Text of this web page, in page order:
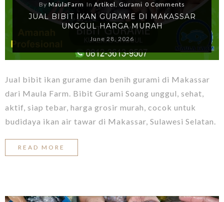
By MaulaFarm In Artikel, Gurami 0 Comments
JUAL BIBIT IKAN GURAME DI MAKASSAR
UNGGUL HARGA MURAH
June 28, 2026
Jual bibit ikan gurame dan benih gurami di Makassar
dari Maula Farm. Bibit Gurami Soang unggul, sehat,
aktif, siap tebar, harga grosir murah, cocok untuk
budidaya ikan air tawar di Makassar, Sulawesi Selatan.
READ MORE